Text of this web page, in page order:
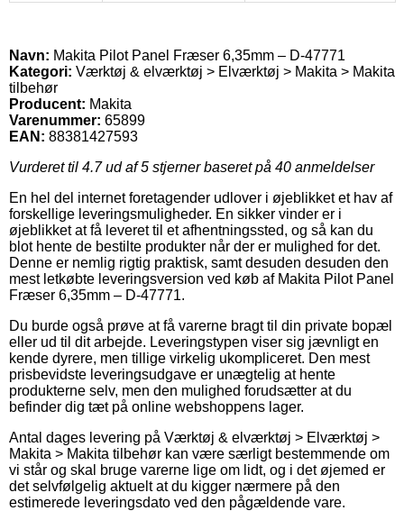
Navn: Makita Pilot Panel Fræser 6,35mm – D-47771
Kategori: Værktøj & elværktøj > Elværktøj > Makita > Makita
tilbehør
Producent: Makita
Varenummer: 65899
EAN: 88381427593
Vurderet til 4.7ud af 5 stjerner baseret på 40 anmeldelser
En hel del internet foretagender udlover i øjeblikket et hav af
forskellige leveringsmuligheder. En sikker vinder er i
øjeblikket at få leveret til et afhentningssted, og så kan du
blot hente de bestilte produkter når der er mulighed for det.
Denne er nemlig rigtig praktisk, samt desuden desuden den
mest letkøbte leveringsversion ved køb af Makita Pilot Panel
Fræser 6,35mm – D-47771.
Du burde også prøve at få varerne bragt til din private bopæl
eller ud til dit arbejde. Leveringstypen viser sig jævnligt en
kende dyrere, men tillige virkelig ukompliceret. Den mest
prisbevidste leveringsudgave er unægtelig at hente
produkterne selv, men den mulighed forudsætter at du
befinder dig tæt på online webshoppens lager.
Antal dages levering på Værktøj & elværktøj > Elværktøj >
Makita > Makita tilbehør kan være særligt bestemmende om
vi står og skal bruge varerne lige om lidt, og i det øjemed er
det selvfølgelig aktuelt at du kigger nærmere på den
estimerede leveringsdato ved den pågældende vare.